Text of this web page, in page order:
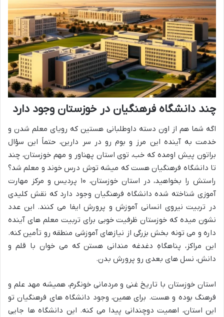
چند دانشگاه فرهنگیان در خوزستان وجود دارد
اگه شما هم از اون دسته داوطلبانی هستین که رویای معلم شدن و
خدمت به آینده این مرز و بوم رو در سر دارین، حتماً این سؤال
براتون پیش اومده که خب، توی استان پهناور و مهم خوزستان، چند
تا دانشگاه فرهنگیان هست که میشه توش درس خوند و معلم شد؟
راستش را بخواهید، در استان خوزستان، ۱۰ پردیس و مرکز مهارت
آموزی شناخته شده دانشگاه فرهنگیان وجود دارد که نقش کلیدی
در تربیت نیروی انسانی آموزش و پرورش ایفا می کنند. این عدد
نشون میده که خوزستان ظرفیت خوبی برای تربیت معلم های آینده
داره و می تونه بخش بزرگی از نیازهای آموزشی منطقه رو تأمین کنه.
این مراکز، پناهگاهِ دغدغه مندانی هستن که می خوان با قلم و
دانش، نسل های بعدی رو پرورش بدن.
استان خوزستان با تاریخ غنی و مردمانی خونگرم، همیشه مهد علم و
فرهنگ بوده و هست. برای همین، وجود دانشگاه های فرهنگیان تو
این استان، اهمیت دوچندانی پیدا می کنه. این دانشگاه ها جایی